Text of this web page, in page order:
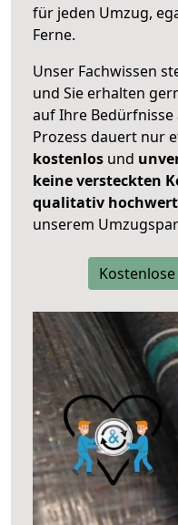
für jeden Umzug,
Ferne.
Unser Fachwissen
und Sie erhalten
auf Ihre
Prozess dauert nur
kostenlos und
keine versteckten
qualitativ
unserem